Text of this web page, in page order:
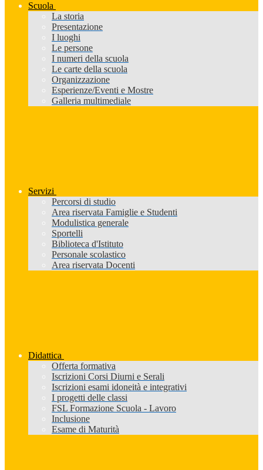
Scuola
La storia
Presentazione
I luoghi
Le persone
I numeri della scuola
Le carte della scuola
Organizzazione
Esperienze/Eventi e Mostre
Galleria multimediale
Servizi
Percorsi di studio
Area riservata Famiglie e Studenti
Modulistica generale
Sportelli
Biblioteca d'Istituto
Personale scolastico
Area riservata Docenti
Didattica
Offerta formativa
Iscrizioni Corsi Diurni e Serali
Iscrizioni esami idoneità e integrativi
I progetti delle classi
FSL Formazione Scuola - Lavoro
Inclusione
Esame di Maturità